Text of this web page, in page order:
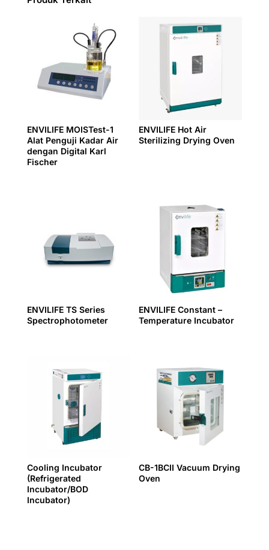
ENVILIFE MOISTest-1
Alat Penguji Kadar Air
dengan Digital Karl
Fischer
ENVILIFE Hot Air
Sterilizing Drying Oven
ENVILIFE TS Series
Spectrophotometer
ENVILIFE Constant –
Temperature Incubator
Cooling Incubator
(Refrigerated
Incubator/BOD
Incubator)
CB-1BCII Vacuum Drying
Oven